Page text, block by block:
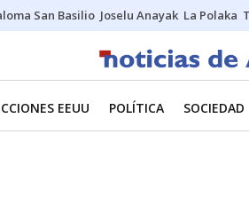
San Basilio Joselu Anayak La Polaka
EEUU POLÍTICA SOCIEDAD